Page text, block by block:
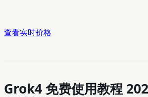
查看实时价格
Grok4 免费使用教程